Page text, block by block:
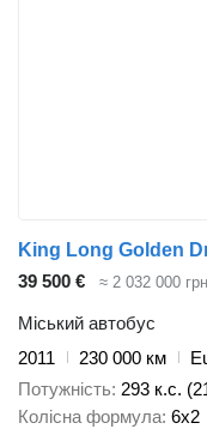
King Long Golden
39 500 €
≈ 2 032 000 грн
Міський автобус
2011
230 000 км
Потужність 293 к.с.
Колісна формула 6x2